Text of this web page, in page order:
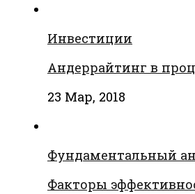
Инвестиции
Андеррайтинг в
23 Мар, 2018
Фундаментальный
Факторы